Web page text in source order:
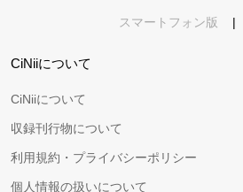
スマートフォン版 |
CiNiiについて
CiNiiについて
収録刊行物について
利用規約・プライバシーポリシー
個人情報の扱いについて